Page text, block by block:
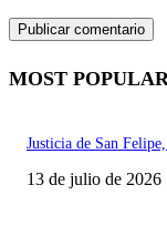
MOST POPULAR
Justicia de San
13 de julio de 2026